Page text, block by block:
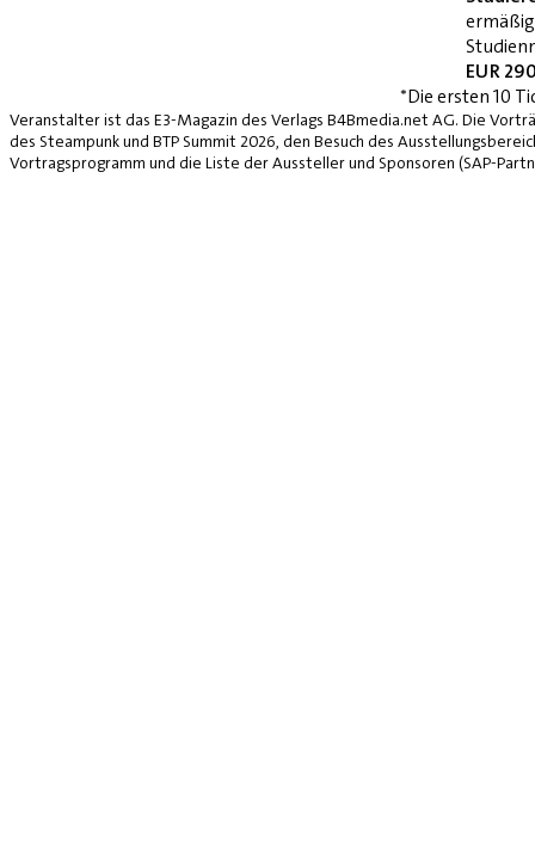
EUR
*Die ersten 10
Veranstalter ist das E3-Magazin des Verlags B4Bmedia.net AG. Die
des Steampunk und BTP Summit 2026, den Besuch des
Vortragsprogramm und die Liste der Aussteller und Sponsoren (SAP-